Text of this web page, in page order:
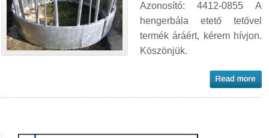
Azonosító: 4412-0855 A
hengerbála etető tetővel
termék áráért, kérem hívjon.
Köszönjük.